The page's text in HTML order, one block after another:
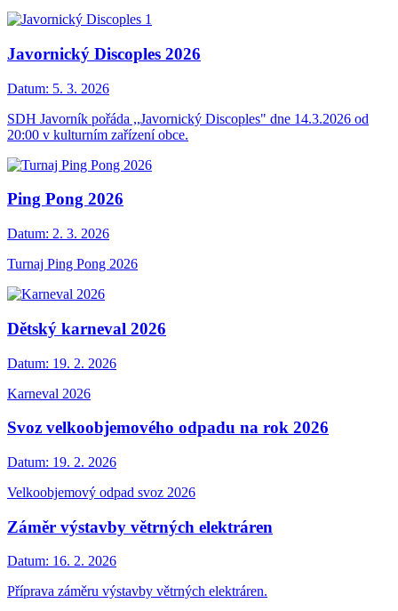
Javornický Discoples 2026
Datum: 5. 3. 2026
SDH Javorník pořáda ,,Javornický Discoples" dne 14.3.2026 od
20:00 v kulturním zařízení obce.
Ping Pong 2026
Datum: 2. 3. 2026
Turnaj Ping Pong 2026
Dětský karneval 2026
Datum: 19. 2. 2026
Karneval 2026
Svoz velkoobjemového odpadu na rok 2026
Datum: 19. 2. 2026
Velkoobjemový odpad svoz 2026
Záměr výstavby větrných elektráren
Datum: 16. 2. 2026
Příprava záměru výstavby větrných elektráren.